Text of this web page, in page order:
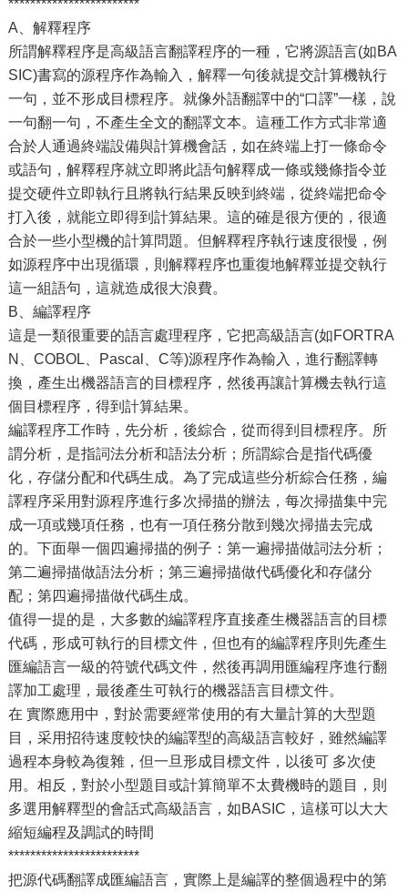
************************
A、解釋程序
所謂解釋程序是高級語言翻譯程序的一種，它將源語言(如BA
SIC)書寫的源程序作為輸入，解釋一句後就提交計算機執行
一句，並不形成目標程序。就像外語翻譯中的“口譯”一樣，說
一句翻一句，不產生全文的翻譯文本。這種工作方式非常適
合於人通過終端設備與計算機會話，如在終端上打一條命令
或語句，解釋程序就立即將此語句解釋成一條或幾條指令並
提交硬件立即執行且將執行結果反映到終端，從終端把命令
打入後，就能立即得到計算結果。這的確是很方便的，很適
合於一些小型機的計算問題。但解釋程序執行速度很慢，例
如源程序中出現循環，則解釋程序也重復地解釋並提交執行
這一組語句，這就造成很大浪費。
B、編譯程序
這是一類很重要的語言處理程序，它把高級語言(如FORTRA
N、COBOL、Pascal、C等)源程序作為輸入，進行翻譯轉
換，產生出機器語言的目標程序，然後再讓計算機去執行這
個目標程序，得到計算結果。
編譯程序工作時，先分析，後綜合，從而得到目標程序。所
謂分析，是指詞法分析和語法分析；所謂綜合是指代碼優
化，存儲分配和代碼生成。為了完成這些分析綜合任務，編
譯程序采用對源程序進行多次掃描的辦法，每次掃描集中完
成一項或幾項任務，也有一項任務分散到幾次掃描去完成
的。下面舉一個四遍掃描的例子：第一遍掃描做詞法分析；
第二遍掃描做語法分析；第三遍掃描做代碼優化和存儲分
配；第四遍掃描做代碼生成。
值得一提的是，大多數的編譯程序直接產生機器語言的目標
代碼，形成可執行的目標文件，但也有的編譯程序則先產生
匯編語言一級的符號代碼文件，然後再調用匯編程序進行翻
譯加工處理，最後產生可執行的機器語言目標文件。
在 實際應用中，對於需要經常使用的有大量計算的大型題
目，采用招待速度較快的編譯型的高級語言較好，雖然編譯
過程本身較為復雜，但一旦形成目標文件，以後可 多次使
用。相反，對於小型題目或計算簡單不太費機時的題目，則
多選用解釋型的會話式高級語言，如BASIC，這樣可以大大
縮短編程及調試的時間
************************
把源代碼翻譯成匯編語言，實際上是編譯的整個過程中的第